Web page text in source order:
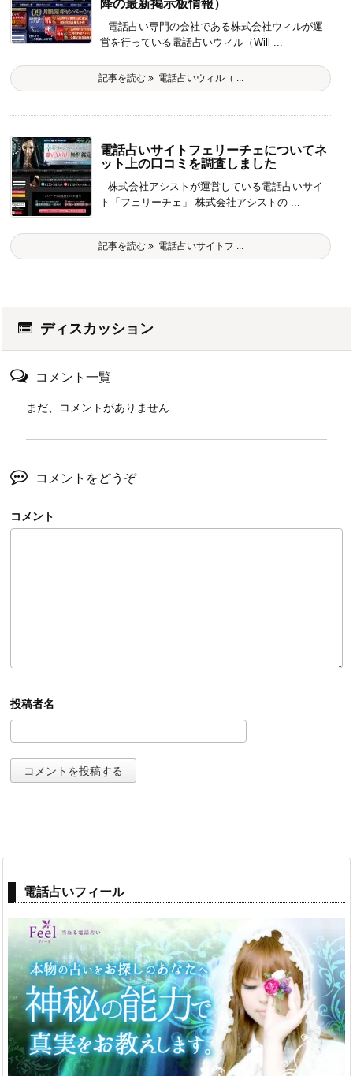
降の最新掲示板情報）
電話占い専門の会社である株式会社ウィルが運
営を行っている電話占いウィル（Will ...
記事を読む 電話占いウィル（ ...
電話占いサイトフェリーチェについてネ
ット上の口コミを調査しました
株式会社アシストが運営している電話占いサイ
ト「フェリーチェ」 株式会社アシストの ...
記事を読む 電話占いサイトフ ...
ディスカッション
コメント一覧
まだ、コメントがありません
コメントをどうぞ
コメント
電話占いフィール